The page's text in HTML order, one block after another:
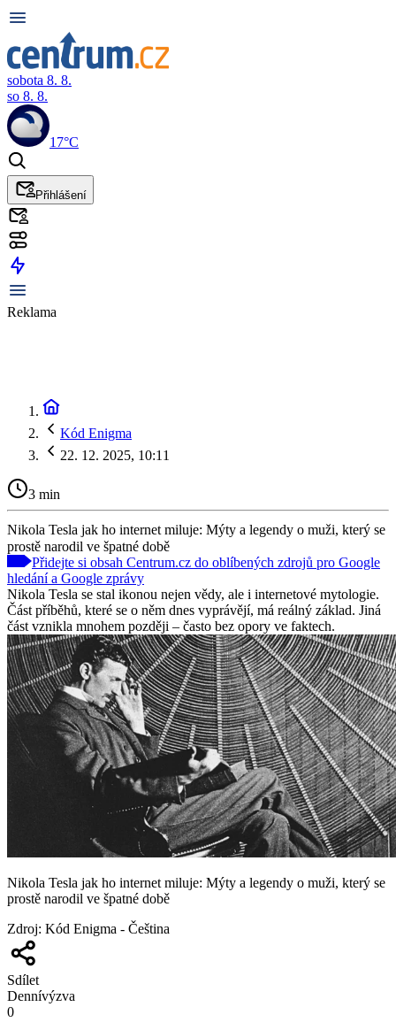
sobota 8. 8.
so 8. 8.
17°C
Přihlášení
Reklama
Kód Enigma
22. 12. 2025, 10:11
3 min
Nikola Tesla jak ho internet miluje: Mýty a legendy o muži, který se
prostě narodil ve špatné době
Přidejte si obsah Centrum.cz do oblíbených zdrojů pro Google
hledání a Google zprávy
Nikola Tesla se stal ikonou nejen vědy, ale i internetové mytologie.
Část příběhů, které se o něm dnes vyprávějí, má reálný základ. Jiná
část vznikla mnohem později – často bez opory ve faktech.
Nikola Tesla jak ho internet miluje: Mýty a legendy o muži, který se
prostě narodil ve špatné době
Zdroj: Kód Enigma - Čeština
Sdílet
Dennívýzva
0